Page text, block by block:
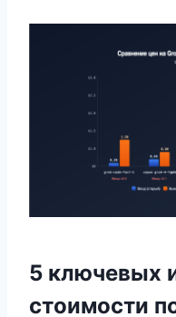
5 ключевых
стоимости